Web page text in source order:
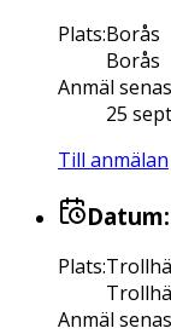
Plats:Borås
Borås
Anmäl
25
Till anmälan
Datum:
Plats:
Anmäl